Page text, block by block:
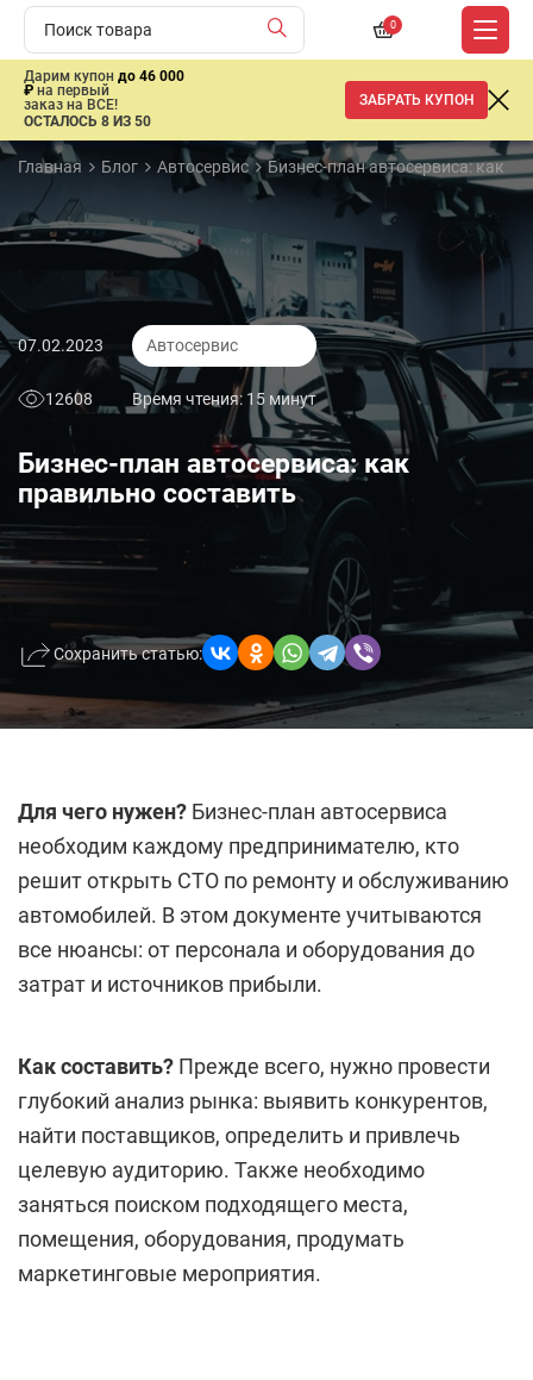
0
Дарим купон до 46 000
₽ на первый
заказ на ВСЕ!
ОСТАЛОСЬ 8 ИЗ 50
ЗАБРАТЬ КУПОН
Главная Блог Автосервис Бизнес-план автосервиса: как
07.02.2023 Автосервис
12608 Время чтения: 15 минут
Бизнес-план автосервиса: как
правильно составить
Сохранить статью:
Для чего нужен? Бизнес-план автосервиса
необходим каждому предпринимателю, кто
решит открыть СТО по ремонту и обслуживанию
автомобилей. В этом документе учитываются
все нюансы: от персонала и оборудования до
затрат и источников прибыли.
Как составить? Прежде всего, нужно провести
глубокий анализ рынка: выявить конкурентов,
найти поставщиков, определить и привлечь
целевую аудиторию. Также необходимо
заняться поиском подходящего места,
помещения, оборудования, продумать
маркетинговые мероприятия.